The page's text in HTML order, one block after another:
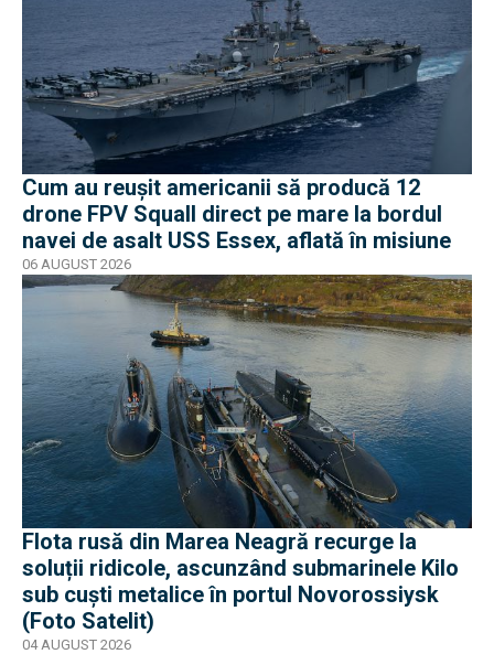
Cum au reușit americanii să producă 12
drone FPV Squall direct pe mare la bordul
navei de asalt USS Essex, aflată în misiune
06 AUGUST 2026
Flota rusă din Marea Neagră recurge la
soluții ridicole, ascunzând submarinele Kilo
sub cuști metalice în portul Novorossiysk
(Foto Satelit)
04 AUGUST 2026